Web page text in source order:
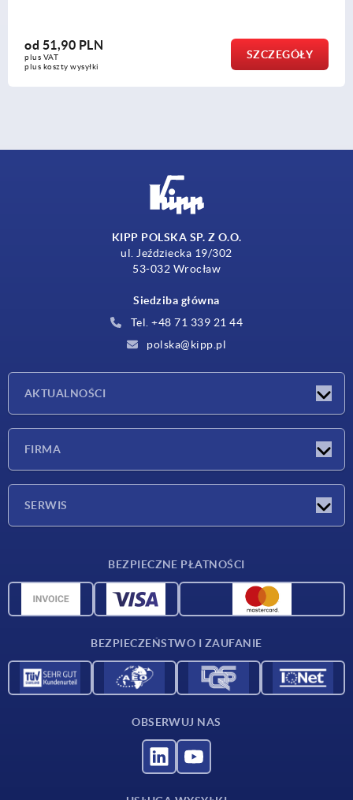
PLN
wysyłki
SZCZEGÓŁY
od
plus
KIPP POLSKA SP. Z O.O.
ul. Jeździecka 19/302
53-032 Wrocław
Siedziba główna
Tel. +48 71 339 21 44
polska@kipp.pl
AKTUALNOŚCI
FIRMA
SERWIS
Dane CAD
BEZPIECZNE PŁATNOŚCI
BEZPIECZEŃSTWO I ZAUFANIE
OBSERWUJ NAS